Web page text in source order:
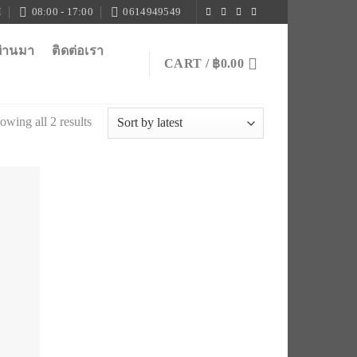
08:00 - 17:00 0614949549
นมา
ติดต่อเรา
CART / ฿0.00
all 2 results